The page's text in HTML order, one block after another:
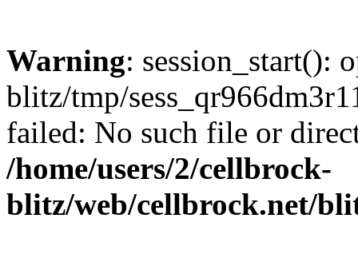
Warning: session_start():
blitz/tmp/
failed: No such file or
/home/users/2/cellbrock-
blitz/web/cellbrock.net/